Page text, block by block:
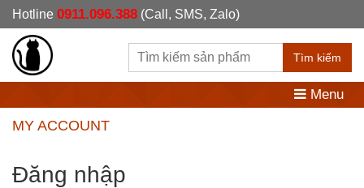
Hotline 0911.096.388 (Call, SMS, Zalo)
Tìm kiếm
Menu
MY ACCOUNT
Đăng nhập